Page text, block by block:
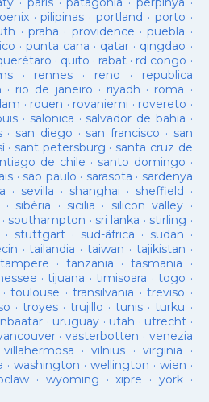
·pilipinas ·portland · porto ·
·praha · providence ·puebla ·
·punta cana · qatar · qingdao ·
· quito · rabat · rd congo ·
· rennes · reno · republica
· rio de janeiro · riyadh · roma ·
· rouen · rovaniemi · rovereto ·
· salonica · salvador de bahia ·
· san diego · san francisco · san
· sant petersburg · santa cruz de
de chile · santo domingo ·
· sao paulo · sarasota · sardenya
· sevilla · shanghai · sheffield ·
· sibèria · sicilia · silicon valley ·
· southampton · sri lanka · stirling ·
· stuttgart· sud-âfrica · sudan ·
·tailandia ·taiwan · tajikistan ·
tampere · tanzania ·tasmania ·
·tijuana ·timisoara ·togo ·
·toulouse ·transilvania ·treviso ·
· troyes·trujillo ·tunis ·turku ·
· uruguay · utah · utrecht ·
· vasterbotten · venezia
villahermosa ·vilnius ·virginia ·
·washington · wellington · wien ·
· wyoming ·xipre · york·